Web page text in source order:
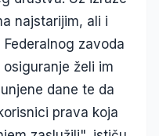
najstarijim, ali i
zavoda
želi im
dane te da
prava koja